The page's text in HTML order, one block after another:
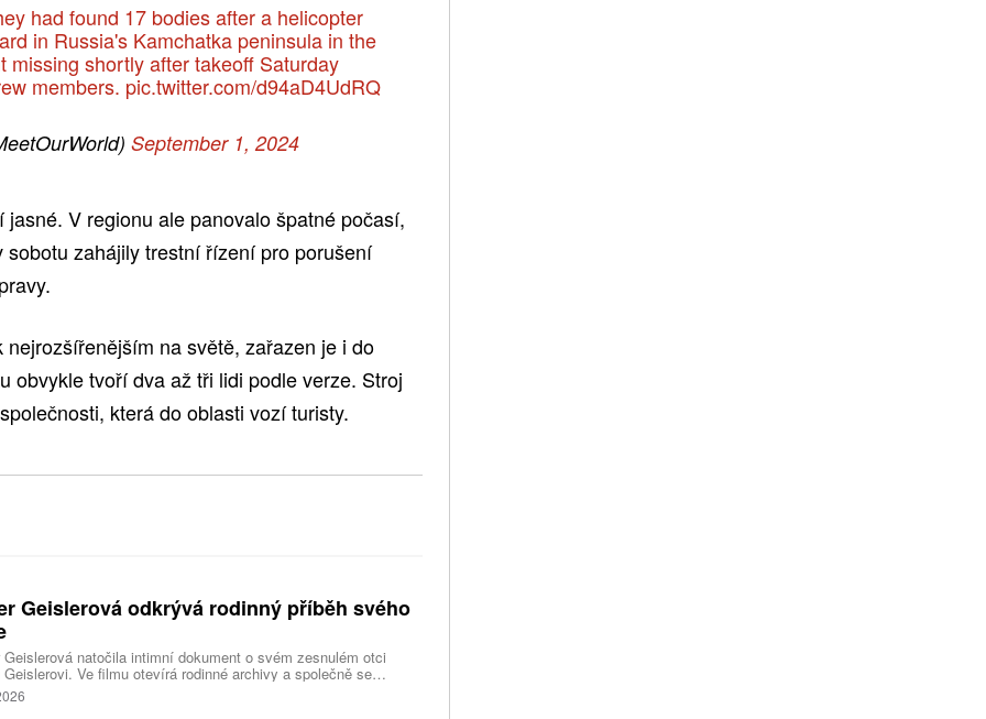
had found 17 bodies after a helicopter
in Russia's Kamchatka peninsula in the
missing shortly after takeoff Saturday
members. pic.twitter.com/d94aD4UdRQ
September 1, 2024
V regionu ale panovalo špatné počasí,
zahájily trestní řízení pro porušení
na světě, zařazen je i do
obvykle tvoří dva až tři lidi podle verze. Stroj
která do oblasti vozí turisty.
Geislerová odkrývá rodinný příběh svého
Geislerová natočila intimní dokument o svém zesnulém otci
Geislerovi. Ve filmu otevírá rodinné archivy a společně se
Aňou skládá portrét talentovaného muže, který měl v sobě
i temnější stránku.